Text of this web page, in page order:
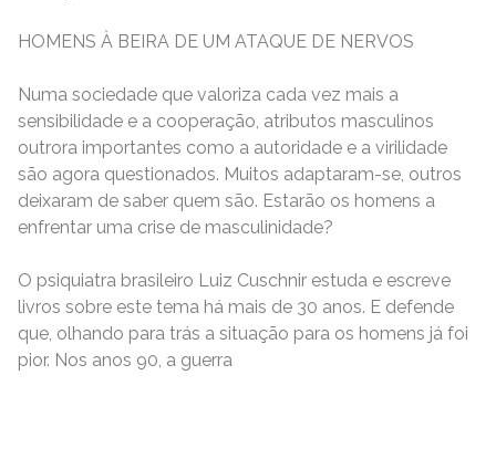
HOMENS À BEIRA DE UM ATAQUE DE NERVOS
Numa sociedade que valoriza cada vez mais a
sensibilidade e a cooperação, atributos masculinos
outrora importantes como a autoridade e a virilidade
são agora questionados. Muitos adaptaram-se, outros
deixaram de saber quem são. Estarão os homens a
enfrentar uma crise de masculinidade?
O psiquiatra brasileiro Luiz Cuschnir estuda e escreve
livros sobre este tema há mais de 30 anos. E defende
que, olhando para trás a situação para os homens já foi
pior. Nos anos 90, a guerra